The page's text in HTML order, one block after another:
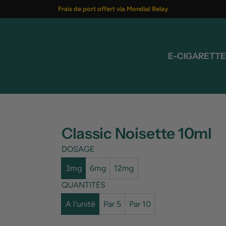
Frais de port offert via Mondial Relay
E-
Classic Noisette 10ml
DOSAGE
3mg
6mg
12mg
QUANTITÉS
A l'unité
Par 5 Par 10